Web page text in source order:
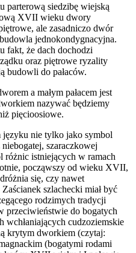
parterową siedzibę wiejską
XVII wieku dwory
ale zasadniczo dwór
jednokondygnacyjna.
fakt, że dach dochodzi
oraz piętrowe ryzality
budowli do pałaców.
a małym pałacem jest
nazywać będziemy
pięcioosiowe.
nie tylko jako symbol
szaraczkowej
różnic istniejących w ramach
począwszy od wieku XVII,
się, czy nawet
szlachecki miał być
rodzimych tradycji
przeciwieństwie do bogatych
wchłaniających cudzoziemskie
krytym dworkiem (czytaj:
(bogatymi rodami